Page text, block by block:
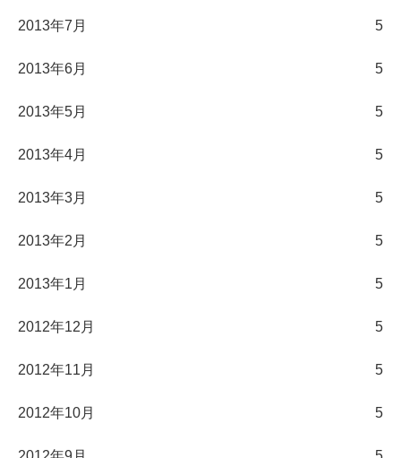
2013年7月 5
2013年6月 5
2013年5月 5
2013年4月 5
2013年3月 5
2013年2月 5
2013年1月 5
2012年12月 5
2012年11月 5
2012年10月 5